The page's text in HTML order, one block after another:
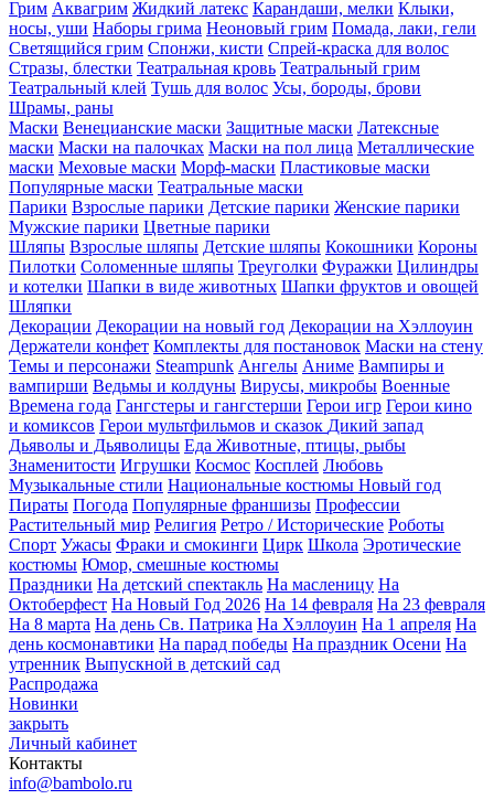
Грим Аквагрим Жидкий латекс Карандаши, мелки Клыки,
носы, уши Наборы грима Неоновый грим Помада, лаки, гели
Светящийся грим Спонжи, кисти Спрей-краска для волос
Стразы, блестки Театральная кровь Театральный грим
Театральный клей Тушь для волос Усы, бороды, брови
Шрамы, раны
Маски Венецианские маски Защитные маски Латексные
маски Маски на палочках Маски на пол лица Металлические
маски Меховые маски Морф-маски Пластиковые маски
Популярные маски Театральные маски
Парики Взрослые парики Детские парики Женские парики
Мужские парики Цветные парики
Шляпы Взрослые шляпы Детские шляпы Кокошники Короны
Пилотки Соломенные шляпы Треуголки Фуражки Цилиндры
и котелки Шапки в виде животных Шапки фруктов и овощей
Шляпки
Декорации Декорации на новый год Декорации на Хэллоуин
Держатели конфет Комплекты для постановок Маски на стену
Темы и персонажи Steampunk Ангелы Аниме Вампиры и
вампирши Ведьмы и колдуны Вирусы, микробы Военные
Времена года Гангстеры и гангстерши Герои игр Герои кино
и комиксов Герои мультфильмов и сказок Дикий запад
Дьяволы и Дьяволицы Еда Животные, птицы, рыбы
Знаменитости Игрушки Космос Косплей Любовь
Музыкальные стили Национальные костюмы Новый год
Пираты Погода Популярные франшизы Профессии
Растительный мир Религия Ретро / Исторические Роботы
Спорт Ужасы Фраки и смокинги Цирк Школа Эротические
костюмы Юмор, смешные костюмы
Праздники На детский спектакль На масленицу На
Октоберфест На Новый Год 2026 На 14 февраля На 23 февраля
На 8 марта На день Св. Патрика На Хэллоуин На 1 апреля На
день космонавтики На парад победы На праздник Осени На
утренник Выпускной в детский сад
Распродажа
Новинки
закрыть
Личный кабинет
Контакты
info@bambolo.ru